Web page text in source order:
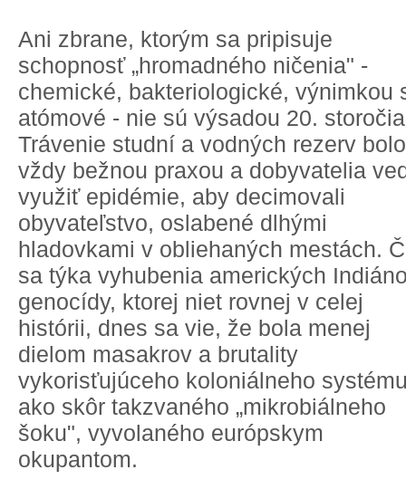
Ani zbrane, ktorým sa pripisuje
schopnosť „hromadného ničenia" -
chemické, bakteriologické, výnimkou
atómové - nie sú výsadou 20.
Trávenie studní a vodných rezerv bolo
vždy bežnou praxou a dobyvatelia
využiť epidémie, aby decimovali
obyvateľstvo, oslabené dlhými
hladovkami v obliehaných mestách.
sa týka vyhubenia amerických
genocídy, ktorej niet rovnej v celej
histórii, dnes sa vie, že bola menej
dielom masakrov a brutality
vykorisťujúceho koloniálneho
ako skôr takzvaného „mikrobiálneho
šoku", vyvolaného európskym
okupantom.